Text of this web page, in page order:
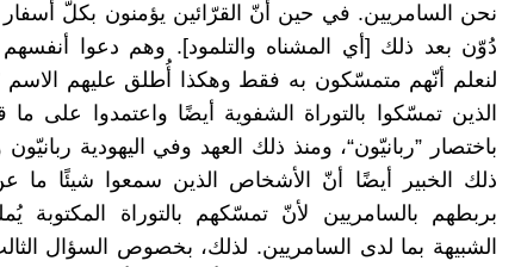
نحن السامريين. في حين أنّ القرّائين يؤمنون بكلّ أسفار
دُوّن بعد ذلك [أي المشناه والتلمود]. وهم دعوا أنفسهم
لنعلم أنّهم متمسّكون به فقط وهكذا أُطلق عليهم الاسم
الذين تمسّكوا بالتوراة الشفوية أيضًا واعتمدوا على
باختصار ”ربانيّون“، ومنذ ذلك العهد وفي اليهودية
ذلك الخبير أيضًا أنّ الأشخاص الذين سمعوا شيئًا ما
بربطهم بالسامريين لأنّ تمسّكهم بالتوراة المكتوبة
الشبيهة بما لدى السامريين. لذلك، بخصوص السؤال